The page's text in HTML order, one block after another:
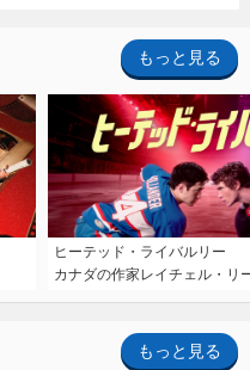
もっと見る
ヒーテッド・ライバルリー
カナダの作家レイチェル・リ
もっと見る